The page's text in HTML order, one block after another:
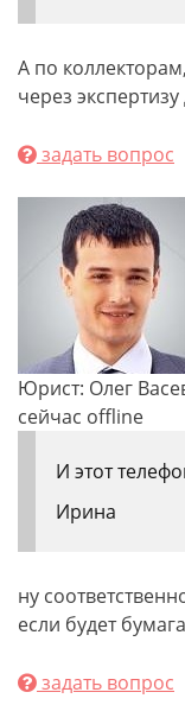
А по
через
задать вопрос
Юрист: Олег
сейчас offline
И этот
Ирина
ну
если будет
задать вопрос